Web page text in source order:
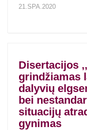
21.SPA.2020
Disertacijos
grindžiamas
dalyvių
bei
situacijų
gynimas